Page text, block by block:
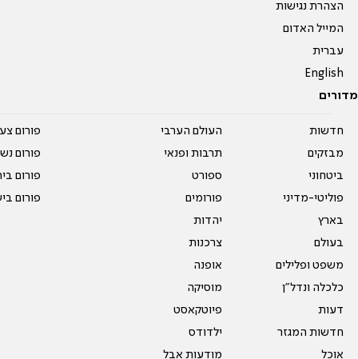
הצהרת נגישות
המייל האדום
עברית
English
מדורים
חדשות
מבזקים
ביטחוני
פוליטי-מדיני
בארץ
בעולם
משפט ופלילים
כלכלה ונדל"ן
דעות
חדשות המגזר
אוכל
העולם הערבי
תרבות ופנאי
ספורט
פורומים
יהדות
צרכנות
אופנה
מוסיקה
פיוטקאסט
ילדודס
מודעות אבל
פורום
פורום
פורום
פורום